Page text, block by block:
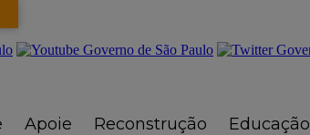
Apoie Reconstrução Educação